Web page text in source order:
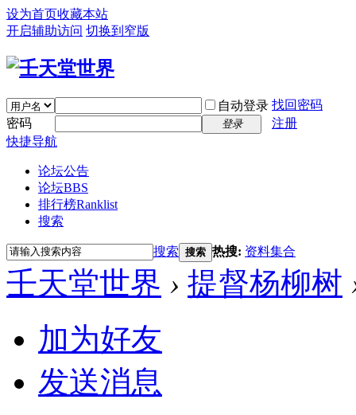
设为首页收藏本站
开启辅助访问 切换到窄版
自动登录 找回密码
密码
登录
注册
快捷导航
论坛公告
论坛BBS
排行榜Ranklist
搜索
搜索 搜索 热搜: 资料集合
壬天堂世界 › 提督杨柳树
加为好友
发送消息